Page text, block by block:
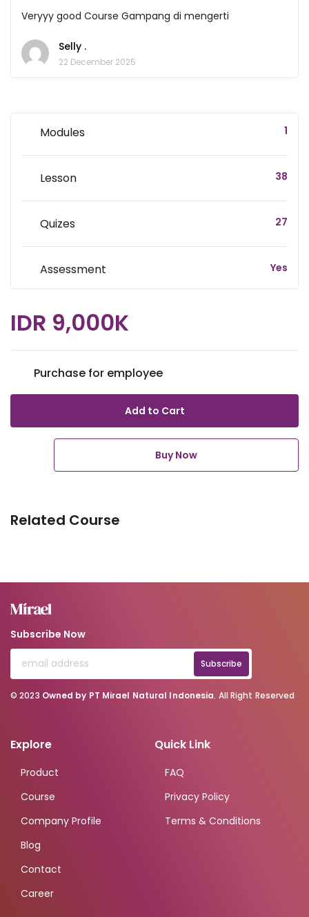
Veryyy good Course Gampang di mengerti
Selly .
22 December 2025
Modules 1
Lesson 38
Quizes 27
Assessment Yes
IDR 9,000K
Purchase for employee
Add to Cart
Buy Now
Related Course
Subscribe Now
Subscribe
© 2023 Owned by PT Mirael Natural Indonesia. All Right Reserved
Explore
Product
Course
Company Profile
Blog
Contact
Career
Quick Link
FAQ
Privacy Policy
Terms & Conditions